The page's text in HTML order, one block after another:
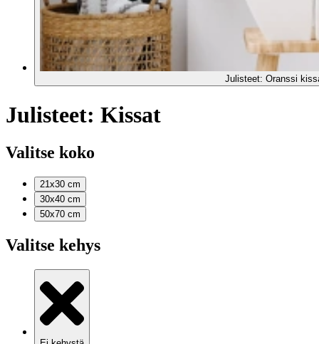
Julisteet: Oranssi
Julisteet: Kissat
Valitse koko
21x30 cm
30x40 cm
50x70 cm
Valitse kehys